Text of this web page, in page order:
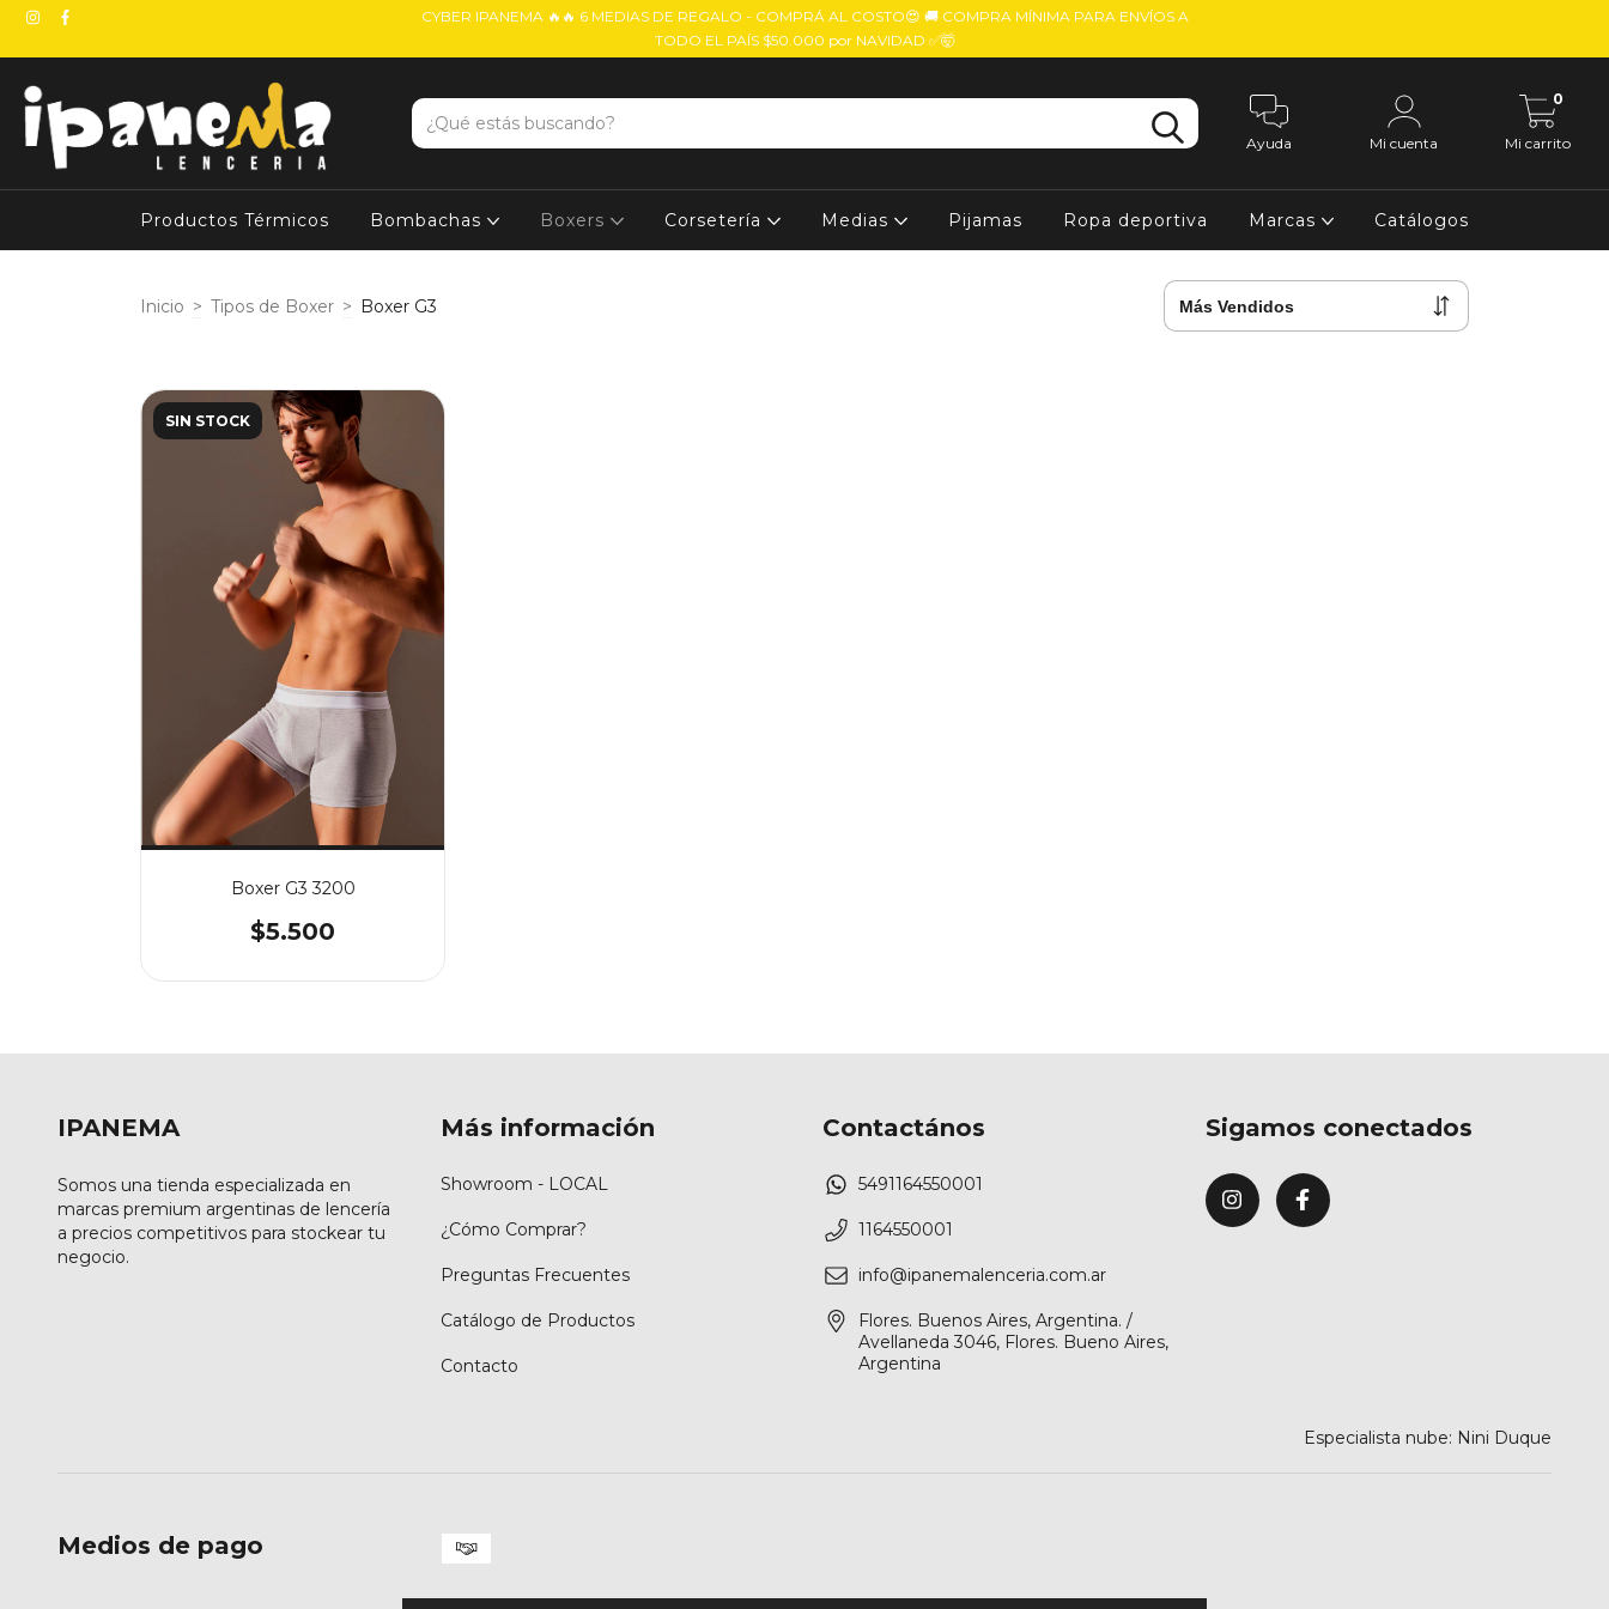
CYBER IPANEMA 🔥🔥 6 MEDIAS DE REGALO - COMPRÁ AL COSTO😍 🚚 COMPRA MÍNIMA PARA ENVÍOS A
TODO EL PAÍS $50.000 por NAVIDAD ✅🤯
Ayuda Mi cuenta Mi carrito
0
Productos Térmicos Bombachas Boxers Corsetería Medias Pijamas Ropa deportiva Marcas Catálogos
Inicio > Tipos de Boxer > Boxer G3
SIN STOCK
Boxer G3 3200
$5.500
IPANEMA
Somos una tienda especializada en
marcas premium argentinas de lencería
a precios competitivos para stockear tu
negocio.
Más información
Showroom - LOCAL
¿Cómo Comprar?
Preguntas Frecuentes
Catálogo de Productos
Contacto
Contactános
5491164550001
1164550001
info@ipanemalenceria.com.ar
Flores. Buenos Aires, Argentina. /
Avellaneda 3046, Flores. Bueno Aires,
Argentina
Sigamos conectados
Especialista nube: Nini Duque
Medios de pago